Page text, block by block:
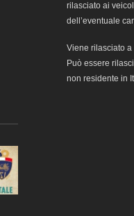
rilasciato ai
dell’eventuale
Viene rilasciato
Può essere
non residente in